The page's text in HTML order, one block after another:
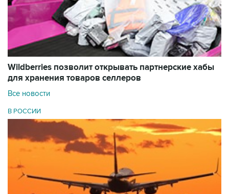
Wildberries позволит открывать партнерские хабы
для хранения товаров селлеров
Все новости
В РОССИИ